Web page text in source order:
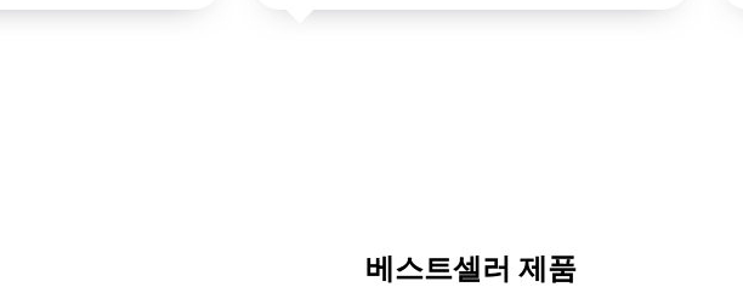
베스트셀러 제품